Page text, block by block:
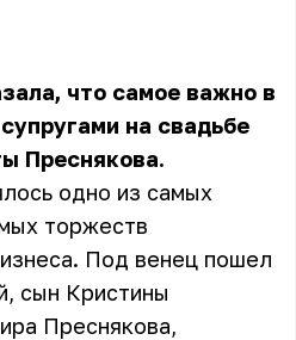
что самое важно в
на свадьбе
Преснякова.
одно из самых
торжеств
Под венец пошел
сын Кристины
Преснякова,